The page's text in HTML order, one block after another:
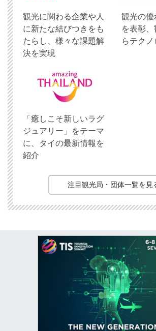
観光に関わる企業や人
に新たな結びつきをも
たらし、様々な課題解
決を実現
観光の優
を表彰
らテク
「癒しこそ新しいラグ
ジュアリー」をテーマ
に、タイの最新情報を
紹介
注目観光局・団体一覧を見